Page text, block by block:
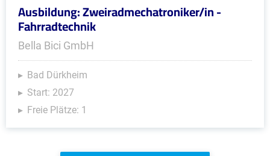
Ausbildung: Zweiradmechatroniker/in -
Fahrradtechnik
Bella Bici GmbH
Bad Dürkheim
Start: 2027
Freie Plätze: 1